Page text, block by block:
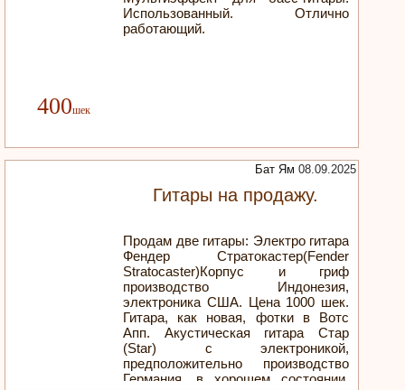
Использованный. Отлично
работающий.
400
Гитары на продажу.
Продам две гитары: Электро гитара
Фендер Стратокастер(Fender
Stratocaster)Корпус и гриф
производство Индонезия,
электроника США. Цена 1000 шек.
Гитара, как новая, фотки в Вотс
Апп. Акустическая гитара Стар
(Star) с электроникой,
предположительно производство
Германия, в хорошем состоянии.
Бат Ям 08.09.2025